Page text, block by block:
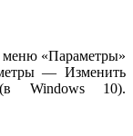
«Параметры»
— Изменить
Windows 10).